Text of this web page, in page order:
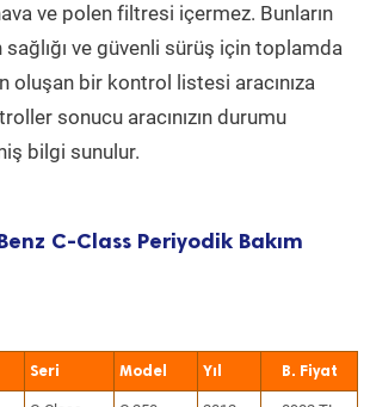
ve polen filtresi içermez. Bunların
sağlığı ve güvenli sürüş için toplamda
oluşan bir kontrol listesi aracınıza
sonucu aracınızın durumu
bilgi sunulur.
C-Class Periyodik Bakım
Seri Model Yıl